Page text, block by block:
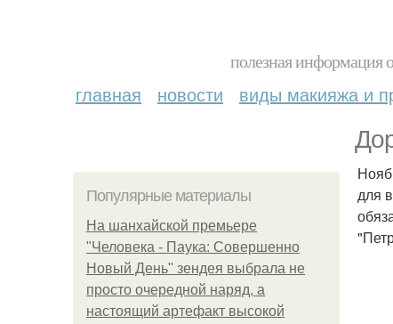
полезная информация
главная новости виды макияжа и
Популярные материалы
На шанхайской премьере
"Человека - Паука: Совершенно
Новый День" зендея выбрала не
просто очередной наряд, а
настоящий артефакт высокой
для